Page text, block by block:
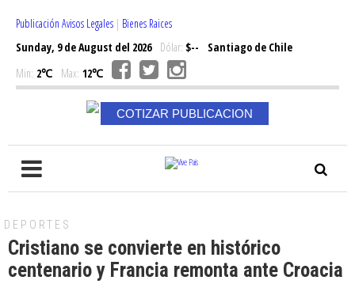
Publicación Avisos Legales | Bienes Raices
Sunday, 9 de August del 2026Dólar: $--
Santiago de Chile
Min: 2℃ Max: 12℃
COTIZAR PUBLICACION
DEPORTES
Cristiano se convierte en histórico
centenario y Francia remonta ante Croacia